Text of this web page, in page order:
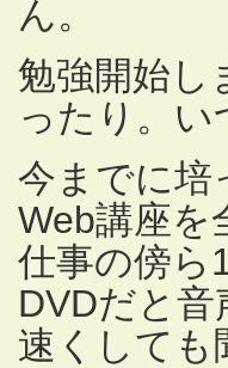
ん。
勉強開始し
ったり。
今までに培
Web講座を
仕事の傍ら
DVDだと
速くしても